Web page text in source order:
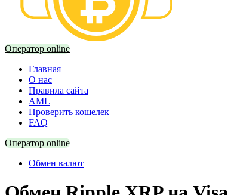
Оператор online
Главная
О нас
Правила сайта
AML
Проверить кошелек
FAQ
Оператор online
Обмен валют